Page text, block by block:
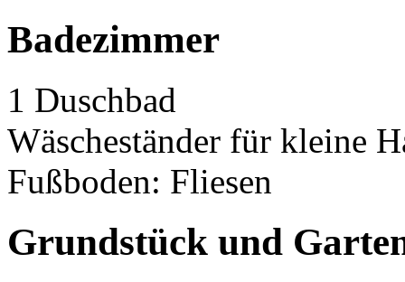
Badezimmer
1 Duschbad
Wäscheständer für kleine
Fußboden: Fliesen
Grundstück und